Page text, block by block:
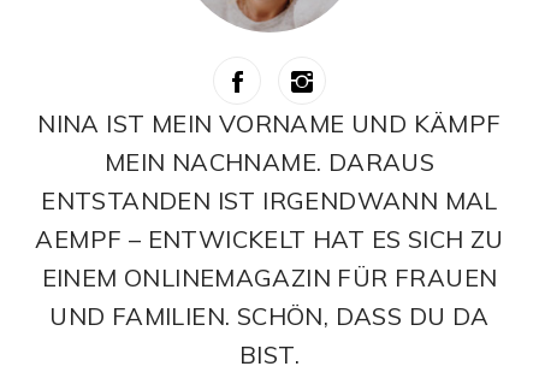
NINA IST MEIN VORNAME UND KÄMPF
MEIN NACHNAME. DARAUS
ENTSTANDEN IST IRGENDWANN MAL
AEMPF – ENTWICKELT HAT ES SICH ZU
EINEM ONLINEMAGAZIN FÜR FRAUEN
UND FAMILIEN. SCHÖN, DASS DU DA
BIST.